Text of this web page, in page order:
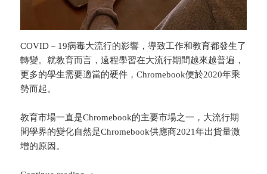
COVID－19病毒大流行的影響，導致工作和教育都發生了
轉變。就教育而言，遠程學習在大流行期間越來越普遍，
更多的學生需要適當的硬件，Chromebook便於2020年乘
勢而起。
教育市場一直是Chromebook的主要市場之一，大流行期
間學界的變化自然是Chromebook供應商2021年出貨量激
增的原因。